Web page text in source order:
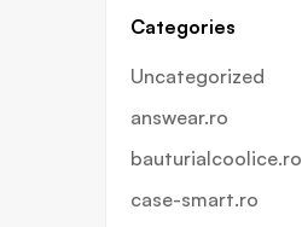
Categories
Uncategorized
answear.ro
bauturialcoolice.ro
case-smart.ro